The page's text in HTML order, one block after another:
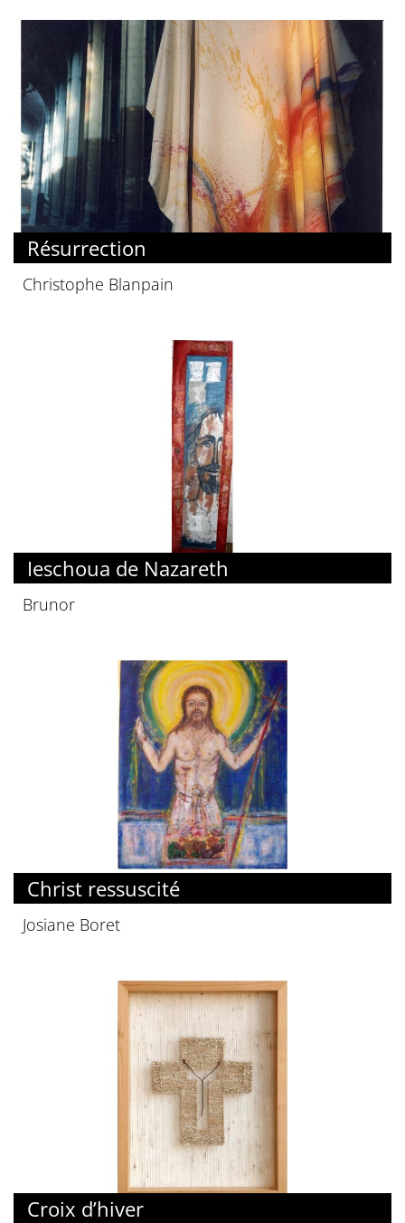
Résurrection
Christophe Blanpain
Ieschoua de Nazareth
Brunor
Christ ressuscité
Josiane Boret
Croix d’hiver